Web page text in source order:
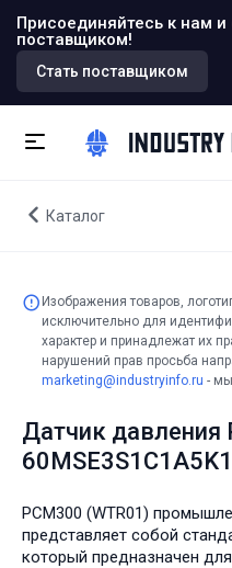
Присоединяйтесь к нам
поставщиком!
Стать поставщиком
Каталог
Изображения товаров,
исключительно для
характер и принадлежат их
нарушений прав просьба
marketing@industryinfo.ru -
Датчик давления
60MSE3S1C1A5K1
PCM300 (WTR01)
представляет собой
который предназначен